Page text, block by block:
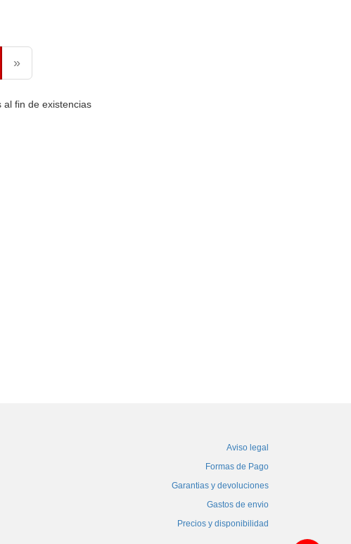
»
al fin de existencias
Aviso legal
Formas de Pago
Garantias y devoluciones
Gastos de envio
Precios y disponibilidad